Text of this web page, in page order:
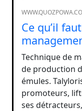
Ce qu’il
Technique de
de production
émules.
promoteurs,
ses